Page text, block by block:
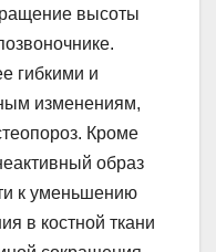
высоты
гибкими и
изменениям,
Кроме
образ
к уменьшению
в костной ткани